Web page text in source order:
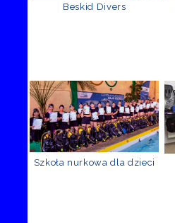
Beskid Divers
Szkoła nurkowa dla dzieci